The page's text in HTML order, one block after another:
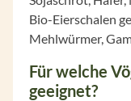
Bio-Eierschalen
Mehlwürmer,
Für welche
geeignet?